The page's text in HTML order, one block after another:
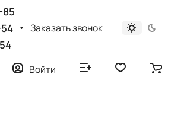
85
Заказать звонок
Войти